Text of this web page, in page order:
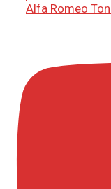
Alfa Romeo